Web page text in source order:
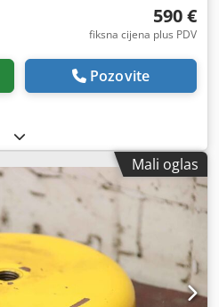
590 €
fiksna cijena plus PDV
Pozovite
Mali oglas